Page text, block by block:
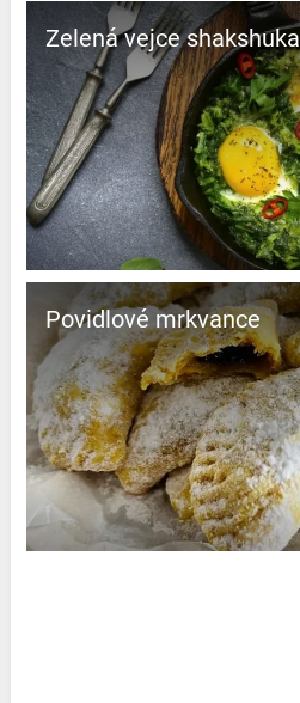
Zelená vejce shakshuka
Povidlové mrkvance